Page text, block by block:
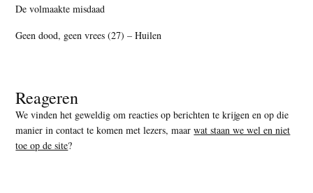
De volmaakte misdaad
Geen dood, geen vrees (27) – Huilen
Reageren
We vinden het geweldig om reacties op berichten te krijgen en op die
manier in contact te komen met lezers, maarwat staan we wel en niet
toe op de site?